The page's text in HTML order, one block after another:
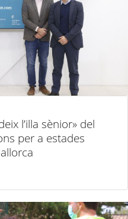
l’illa sènior» del
per a estades